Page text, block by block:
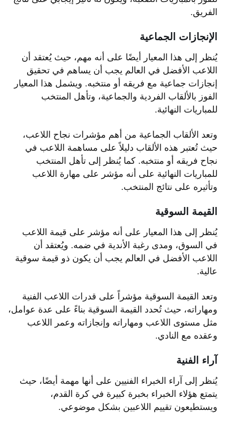
الفريق.
الإنجازات الجماعية
يُنظر إلى هذا المعيار أيضًا على أنه مهم، حيث يُعتقد أن
اللاعب الأفضل في العالم يجب أن يساهم في تحقيق
إنجازات جماعية مع فريقه أو منتخبه. ويشمل هذا المعيار
الفوز بالألقاب الفردية والجماعية، وتأهل المنتخب
للمباريات النهائية.
وتعد الألقاب الجماعية من أهم مؤشرات نجاح اللاعب،
حيث تُعتبر هذه الألقاب دليلاً على مساهمة اللاعب في
نجاح فريقه أو منتخبه. كما يُنظر إلى تأهل المنتخب
للمباريات النهائية على أنه مؤشر على مهارة اللاعب
وتأثيره على نتائج المنتخب.
القيمة السوقية
يُنظر إلى هذا المعيار على أنه مؤشر على قيمة اللاعب
في السوق، ومدى رغبة الأندية في ضمه. ويُعتقد أن
اللاعب الأفضل في العالم يجب أن يكون ذو قيمة سوقية
عالية.
وتعد القيمة السوقية مؤشراً على قدرات اللاعب الفنية
ومهاراته، حيث تُحدد القيمة السوقية بناءً على عدة عوامل،
مثل مستوى اللاعب ومهاراته وإنجازاته وعمر اللاعب
وعقده مع النادي.
آراء الفنية
يُنظر إلى آراء الخبراء الفنيين على أنها مهمة أيضًا، حيث
يتمتع هؤلاء الخبراء بخبرة كبيرة في كرة القدم،
ويستطيعون تقييم اللاعبين بشكل موضوعي.